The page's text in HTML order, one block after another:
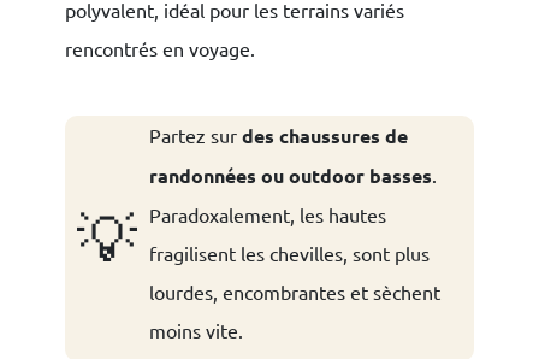
polyvalent, idéal pour les terrains variés
rencontrés en voyage.
💡
Partez sur des chaussures de
randonnées ou outdoor basses
Paradoxalement, les hautes
fragilisent les chevilles, sont plus
lourdes, encombrantes et sèchent
moins vite.